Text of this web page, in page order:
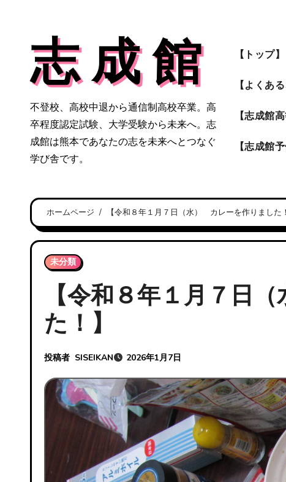
志 成 館
不登校、高校中退から通信制高校卒業。高
卒程度認定試験、大学受験から未来へ。志
成館は熊本であなたの志を未来へとつなぐ
学び舎です。
【トップ】
【よくあ
【志成館
【志成館
ホームページ 【令和８年１月７日（水） カレーを作りました
未分類
【令和８年１月７日
た！】
投稿者 SISEIKAN 2026年1月7日